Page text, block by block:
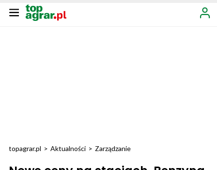
topagrar.pl > Aktualności > Zarządzanie